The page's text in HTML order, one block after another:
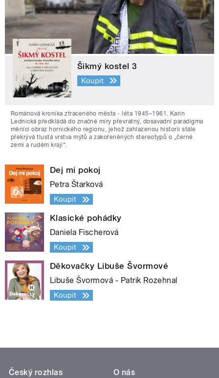
Šikmý kostel 3
Koupit
Románová kronika ztraceného města - léta 1945–1961. Karin
Lednická předkládá do značné míry převratný, dosavadní paradigma
měnící obraz hornického regionu, jehož zahlazenou historii stále
překrývá tlustá vrstva mýtů a zakořeněných stereotypů o „černé
zemi a rudém kraji“.
Dej mi pokoj
Petra Štarková
Koupit
Klasické pohádky
Daniela Fischerová
Koupit
Děkovačky Libuše Švormové
Libuše Švormová - Patrik Rozehnal
Koupit
Český rozhlas
O nás